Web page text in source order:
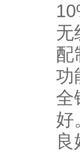
无
配
功
全
好